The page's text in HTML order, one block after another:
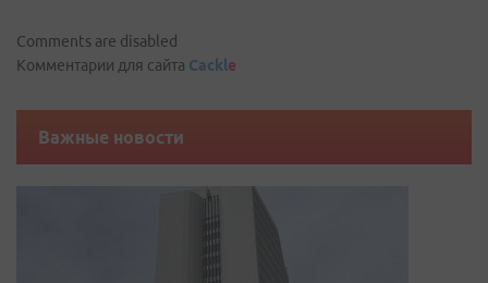
Comments are disabled
Комментарии для сайта Cackle
Важные новости